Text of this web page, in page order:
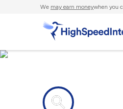
We may earn moneywhen you